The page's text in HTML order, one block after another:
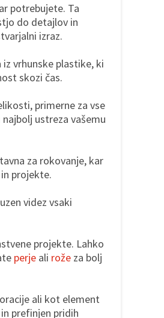
potrebujete. Ta
do detajlov in
izraz.
iz vrhunske plastike, ki
skozi čas.
primerne za vse
ustreza vašemu
za rokovanje, kar
projekte.
videz vsaki
projekte. Lahko
perje ali rože za bolj
ali kot element
prefinjen pridih